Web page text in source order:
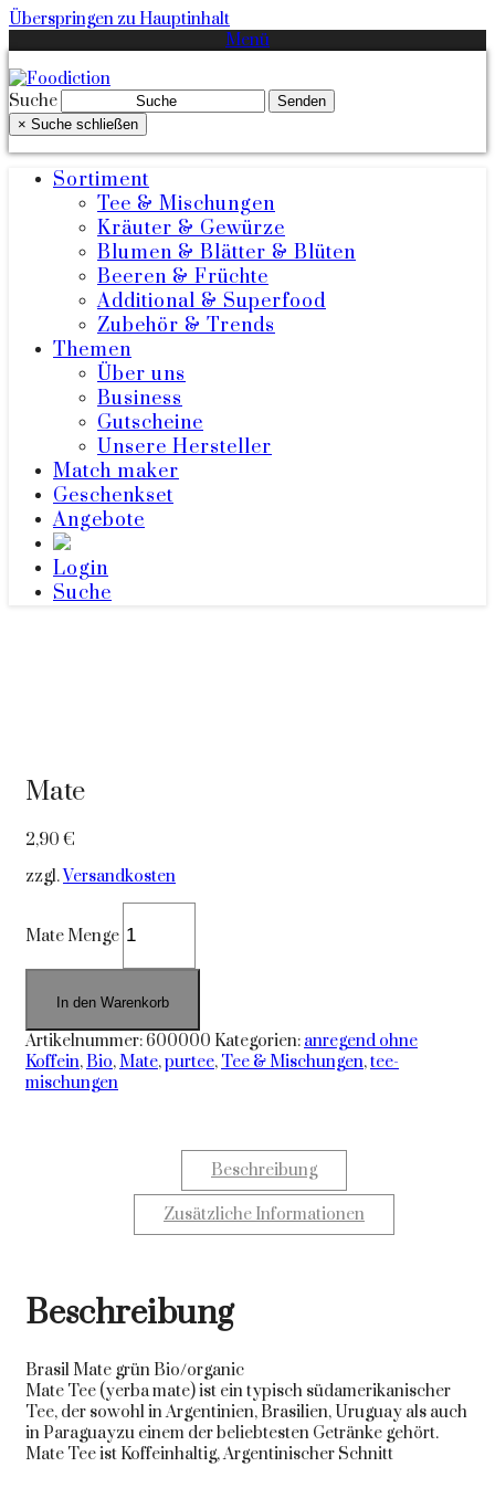
Überspringen zu Hauptinhalt
Menü
Suche
Senden
× Suche schließen
Sortiment
Tee & Mischungen
Kräuter & Gewürze
Blumen & Blätter & Blüten
Beeren & Früchte
Additional & Superfood
Zubehör & Trends
Themen
Über uns
Business
Gutscheine
Unsere Hersteller
Match maker
Geschenkset
Angebote
Login
Suche
Mate
2,90 €
zzgl.Versandkosten
Mate Menge
In den Warenkorb
Artikelnummer: 600000 Kategorien: anregend ohne
Koffein,Bio, Mate,purtee, Tee & Mischungen,tee-
mischungen
Beschreibung
Zusätzliche Informationen
Beschreibung
Brasil Mate grün Bio/organic
Mate Tee (yerba mate) ist ein typisch südamerikanischer
Tee, der sowohl in Argentinien, Brasilien, Uruguay als auch
in Paraguayzu einem der beliebtesten Getränke gehört.
Mate Tee ist Koffeinhaltig, Argentinischer Schnitt